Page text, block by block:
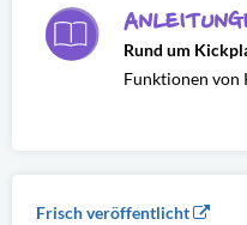
Rund um
Funktionen
Frisch veröffentlicht